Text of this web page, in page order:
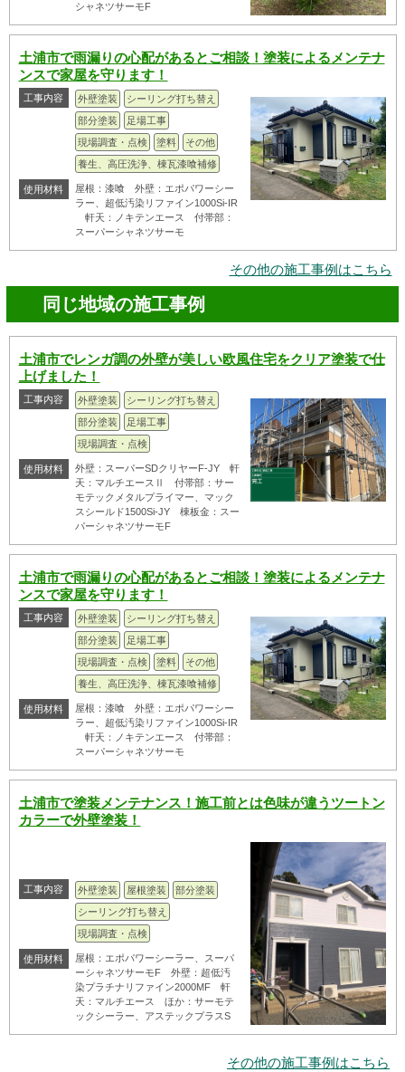
シャネツサーモF
土浦市で雨漏りの心配があるとご相談！塗装によるメンテナ
ンスで家屋を守ります！
工事内容 外壁塗装
シーリング打ち替え
部分塗装
足場工事
現場調査・点検
塗料
その他
養生、高圧洗浄、棟瓦漆喰補修
使用材料
屋根：漆喰 外壁：エポパワーシー
ラー、超低汚染リファイン1000Si-IR
軒天：ノキテンエース 付帯部：
スーパーシャネツサーモ
その他の施工事例はこちら
同じ地域の施工事例
土浦市でレンガ調の外壁が美しい欧風住宅をクリア塗装で仕
上げました！
工事内容 外壁塗装
シーリング打ち替え
部分塗装
足場工事
現場調査・点検
使用材料
外壁：スーパーSDクリヤーF-JY 軒
天：マルチエースⅡ 付帯部：サー
モテックメタルプライマー、マック
スシールド1500Si-JY 棟板金：スー
パーシャネツサーモF
土浦市で雨漏りの心配があるとご相談！塗装によるメンテナ
ンスで家屋を守ります！
工事内容 外壁塗装
シーリング打ち替え
部分塗装
足場工事
現場調査・点検
塗料
その他
養生、高圧洗浄、棟瓦漆喰補修
使用材料
屋根：漆喰 外壁：エポパワーシー
ラー、超低汚染リファイン1000Si-IR
軒天：ノキテンエース 付帯部：
スーパーシャネツサーモ
土浦市で塗装メンテナンス！施工前とは色味が違うツートン
カラーで外壁塗装！
工事内容 外壁塗装 屋根塗装
部分塗装
シーリング打ち替え
現場調査・点検
使用材料
屋根：エポパワーシーラー、スーパ
ーシャネツサーモF 外壁：超低汚
染プラチナリファイン2000MF 軒
天：マルチエース ほか：サーモテ
ックシーラー、アステックプラスS
その他の施工事例はこちら